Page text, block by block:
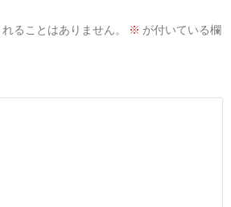
ることはありません。 ※ が付いている欄